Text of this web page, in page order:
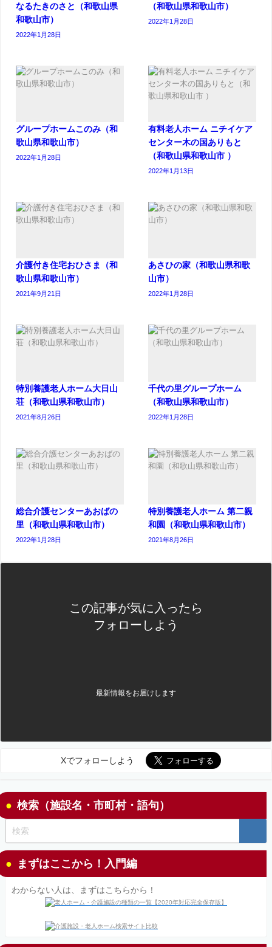
なるたきのさと（和歌山県
和歌山市）
2022年1月28日
（和歌山県和歌山市）
2022年1月28日
グループホームこのみ（和
歌山県和歌山市）
2022年1月28日
有料老人ホーム ニチイケア
センター木の国ありもと
（和歌山県和歌山市 ）
2022年1月13日
介護付き住宅おひさま（和
歌山県和歌山市）
2021年9月21日
あさひの家（和歌山県和歌
山市）
2022年1月28日
特別養護老人ホーム大日山
荘（和歌山県和歌山市）
2021年8月26日
千代の里グループホーム
（和歌山県和歌山市）
2022年1月28日
総合介護センターあおばの
里（和歌山県和歌山市）
2022年1月28日
特別養護老人ホーム 第二親
和園（和歌山県和歌山市）
2021年8月26日
この記事が気に入ったら
フォローしよう
最新情報をお届けします
Xでフォローしよう
検索（施設名・市町村・語句）
まずはここから！入門編
わからない人は、まずはこちらから！